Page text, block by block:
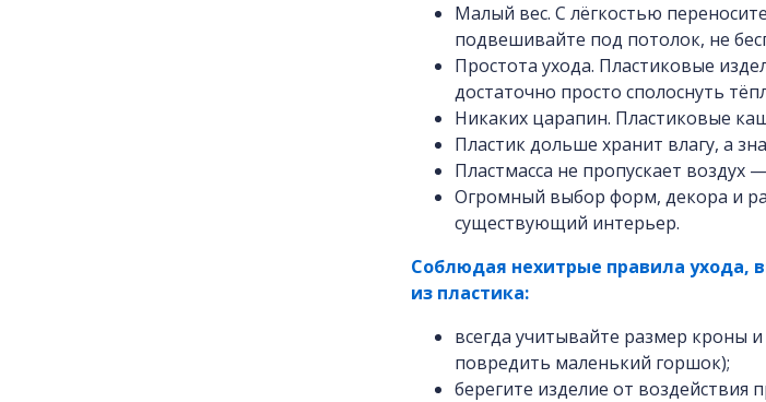
Малый вес. С лёгкостью
подвешивайте под потолок, не
Простота ухода. Пластиковые
достаточно просто сполоснуть
Никаких царапин. Пластиковые
Пластик дольше хранит влагу, а
Пластмасса не пропускает воздух
Огромный выбор форм, декора и
существующий интерьер.
Соблюдая нехитрые правила ухода,
из пластика:
всегда учитывайте размер кроны
повредить маленький горшок);
берегите изделие от